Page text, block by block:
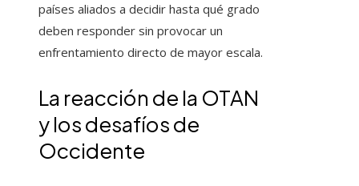
países aliados a decidir hasta qué grado
deben responder sin provocar un
enfrentamiento directo de mayor escala.
La reacción de la OTAN
y los desafíos de
Occidente